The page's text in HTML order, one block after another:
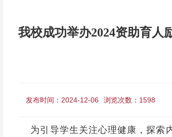
我校成功举办2024资助育
发布时间：2024-12-06 浏览次数： 1598
为引导学生关注心理健康，探索